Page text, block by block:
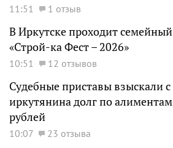
11:51 1 отзыв
В Иркутске проходит
«Строй-ка Фест – 2026»
10:51 12 отзывов
Судебные приставы взыскали
иркутянина долг по
рублей
10:07 23 отзыва